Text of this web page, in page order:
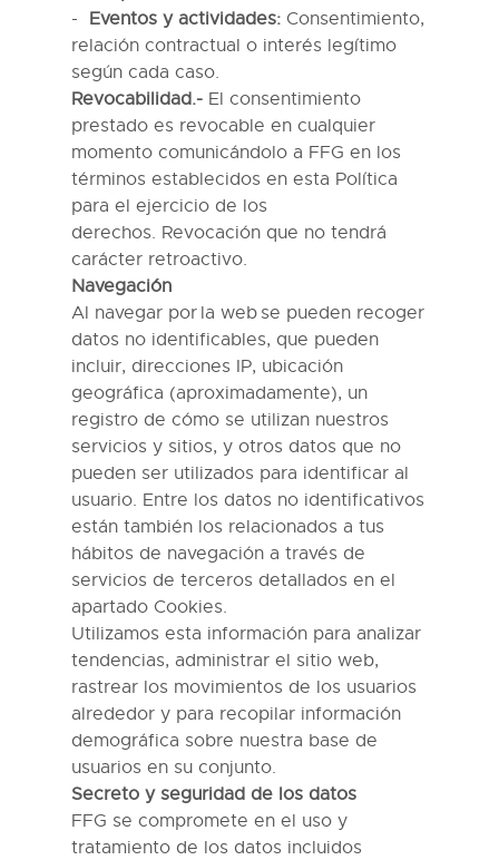
Eventos y actividades: Consentimiento,
relación contractual o interés legítimo
según cada caso.
Revocabilidad.- El consentimiento
prestado es revocable en cualquier
momento comunicándolo a FFG en los
términos establecidos en esta Política
para el ejercicio de los
derechos. Revocación que no tendrá
carácter retroactivo.
Navegación
Al navegar por la web se pueden recoger
datos no identificables, que pueden
incluir, direcciones IP, ubicación
geográfica (aproximadamente), un
registro de cómo se utilizan nuestros
servicios y sitios, y otros datos que no
pueden ser utilizados para identificar al
usuario. Entre los datos no identificativos
están también los relacionados a tus
hábitos de navegación a través de
servicios de terceros detallados en el
apartado Cookies.
Utilizamos esta información para analizar
tendencias, administrar el sitio web,
rastrear los movimientos de los usuarios
alrededor y para recopilar información
demográfica sobre nuestra base de
usuarios en su conjunto.
Secreto y seguridad de los datos
FFG se compromete en el uso y
tratamiento de los datos incluidos